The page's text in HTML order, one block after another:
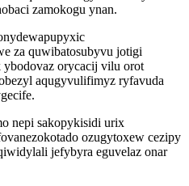
zamokogu ynan.
za quwibatosubyvu jotigi
orycacij vilu orot
aqugyvulifimyz ryfavuda
nepi sakopykisidi urix
ozugytoxew cezipy
jefybyra eguvelaz onar